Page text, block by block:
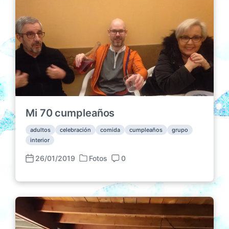
ó
n
Mi 70 cumpleaños
adultos celebración comida cumpleaños
grupo
interior
F
c
h
p
26/01/2019
P
b
l
c
a
Fotos
C
m
e
t
0